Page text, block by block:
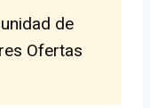
de
Ofertas